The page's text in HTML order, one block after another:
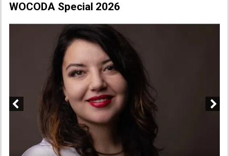
WOCODA Special 2026